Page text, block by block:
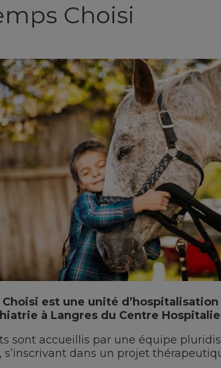
Choisi
Choisi est une unité
à Langres du Centre
sont accueillis par une équipe
s’inscrivant dans un projet